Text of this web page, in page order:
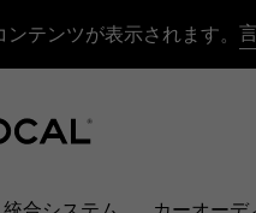
テンツが表示されます。